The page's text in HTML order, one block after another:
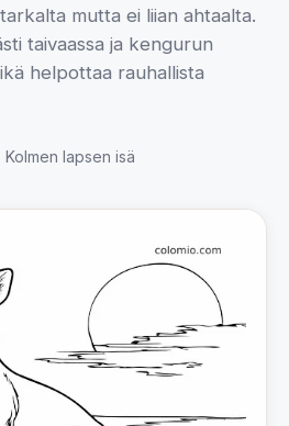
mutta ei liian ahtaalta.
taivaassa ja kengurun
helpottaa rauhallista
Kolmen lapsen isä